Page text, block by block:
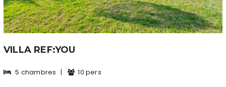
VILLA REF:YOU
5 chambres | 10 pers